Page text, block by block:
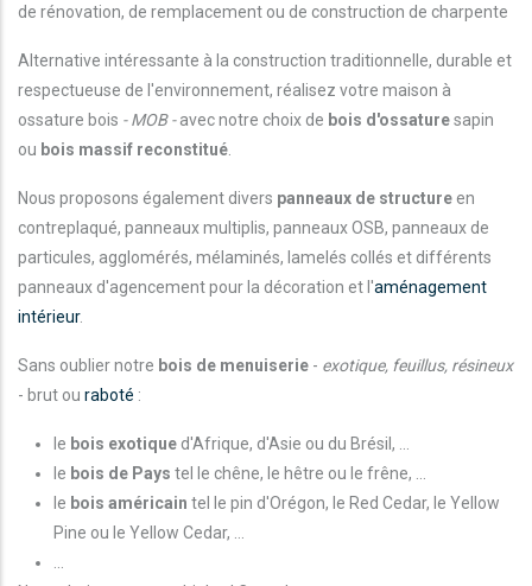
de rénovation, de remplacement ou de construction de charpente
Alternative intéressante à la construction traditionnelle, durable et
respectueuse de l'environnement, réalisez votre maison à
ossature bois - MOB -avec notre choix de bois d'ossaturesapin
ou bois massif reconstitué
Nous proposons également divers panneaux de structure en
contreplaqué, panneaux multiplis, panneaux OSB, panneaux de
particules, agglomérés, mélaminés, lamelés collés et différents
panneaux d'agencement pour la décoration et l'aménagement
intérieur.
Sans oublier notre bois de menuiserie - exotique, feuillus, résineux
- brut ou raboté :
le bois exotique d'Afrique, d'Asie ou du Brésil, ...
le bois de Pays tel le chêne, le hêtre ou le frêne, ...
le bois américain tel le pin d'Orégon, le Red Cedar, le Yellow
Pine ou le Yellow Cedar, ...